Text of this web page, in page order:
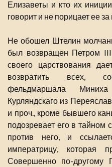
Елизаветы и кто их
говорит и не порицает ее
Не обошел Штелин
был возвращен Петром
своего царствования
возвратить всех,
фельдмаршала
Курляндскаго из
и проч., кроме бывшего
подозревает его в тайном
против него, и
императрицу, которая
Совершенно по-другому